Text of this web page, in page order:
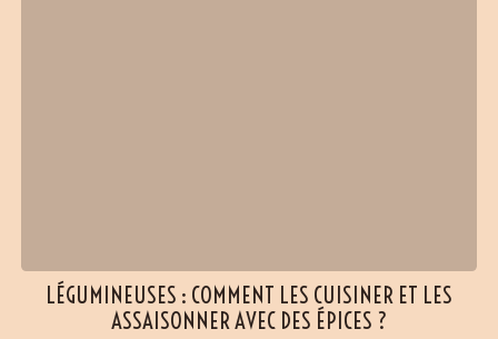
LÉGUMINEUSES : COMMENT LES CUISINER ET LES
ASSAISONNER AVEC DES ÉPICES ?